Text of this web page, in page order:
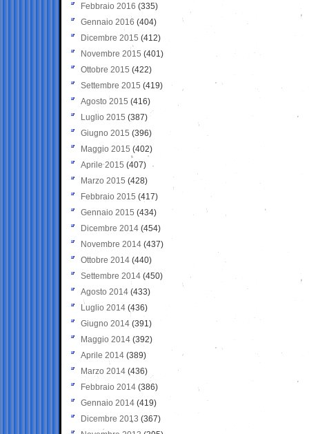
Febbraio 2016 (335)
Gennaio 2016 (404)
Dicembre 2015 (412)
Novembre 2015 (401)
Ottobre 2015 (422)
Settembre 2015 (419)
Agosto 2015 (416)
Luglio 2015 (387)
Giugno 2015 (396)
Maggio 2015 (402)
Aprile 2015 (407)
Marzo 2015 (428)
Febbraio 2015 (417)
Gennaio 2015 (434)
Dicembre 2014 (454)
Novembre 2014 (437)
Ottobre 2014 (440)
Settembre 2014 (450)
Agosto 2014 (433)
Luglio 2014 (436)
Giugno 2014 (391)
Maggio 2014 (392)
Aprile 2014 (389)
Marzo 2014 (436)
Febbraio 2014 (386)
Gennaio 2014 (419)
Dicembre 2013 (367)